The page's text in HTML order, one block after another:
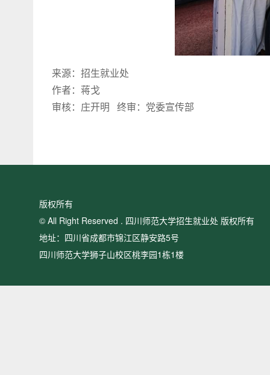
来源：招生就业处
作者：蒋戈
审核：庄开明 终审：党委宣传部
版权所有
© All Right Reserved . 四川师范大学招生就业处 版权所有
地址：四川省成都市锦江区静安路5号
四川师范大学狮子山校区桃李园1栋1楼